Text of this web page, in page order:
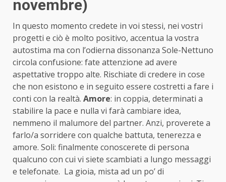
novembre)
In questo momento credete in voi stessi, nei vostri
progetti e ciò è molto positivo, accentua la vostra
autostima ma con l’odierna dissonanza Sole-Nettuno
circola confusione: fate attenzione ad avere
aspettative troppo alte. Rischiate di credere in cose
che non esistono e in seguito essere costretti a fare i
conti con la realtà. Amore: in coppia, determinati a
stabilire la pace e nulla vi farà cambiare idea,
nemmeno il malumore del partner. Anzi, proverete a
farlo/a sorridere con qualche battuta, tenerezza e
amore. Soli: finalmente conoscerete di persona
qualcuno con cui vi siete scambiati a lungo messaggi
e telefonate. La gioia, mista ad un po’ di